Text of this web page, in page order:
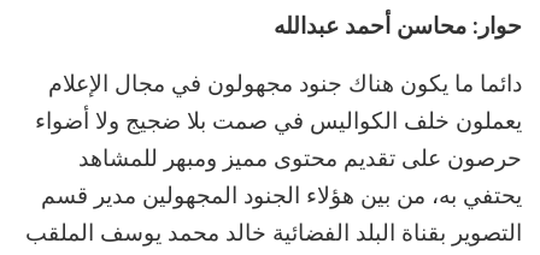
حوار: محاسن أحمد عبدالله
دائما ما يكون هناك جنود مجهولون في مجال الإعلام
يعملون خلف الكواليس في صمت بلا ضجيج ولا أضواء
حرصون على تقديم محتوى مميز ومبهر للمشاهد
يحتفي به، من بين هؤلاء الجنود المجهولين مدير قسم
التصوير بقناة البلد الفضائية خالد محمد يوسف الملقب